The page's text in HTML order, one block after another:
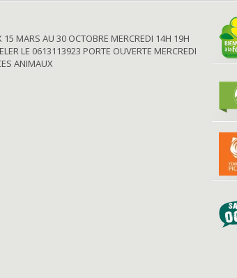
MARS AU 30 OCTOBRE MERCREDI 14H 19H
LE 0613113923 PORTE OUVERTE MERCREDI
ANIMAUX